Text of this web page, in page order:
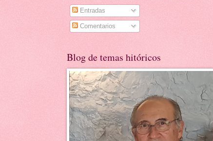
Entradas
Comentarios
Blog de temas hitóricos